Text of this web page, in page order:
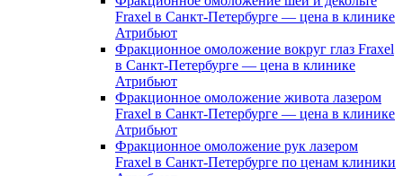
Fraxel в Санкт-Петербурге — цена в клинике
Атрибьют
Фракционное омоложение вокруг глаз Fraxel
в Санкт-Петербурге — цена в клинике
Атрибьют
Фракционное омоложение живота лазером
Fraxel в Санкт-Петербурге — цена в клинике
Атрибьют
Фракционное омоложение рук лазером
Fraxel в Санкт-Петербурге по ценам клиники